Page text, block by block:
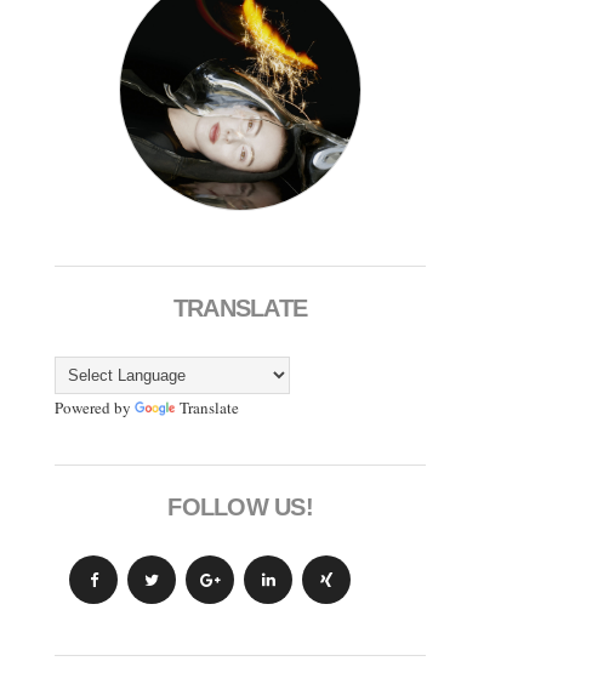
TRANSLATE
Powered by Translate
FOLLOW US!